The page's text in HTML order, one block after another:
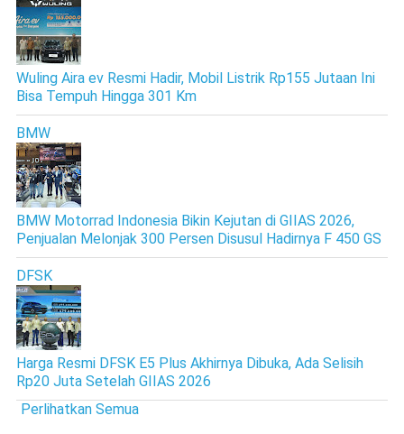
Wuling Aira ev Resmi Hadir, Mobil Listrik Rp155 Jutaan Ini
Bisa Tempuh Hingga 301 Km
BMW
BMW Motorrad Indonesia Bikin Kejutan di GIIAS 2026,
Penjualan Melonjak 300 Persen Disusul Hadirnya F 450 GS
DFSK
Harga Resmi DFSK E5 Plus Akhirnya Dibuka, Ada Selisih
Rp20 Juta Setelah GIIAS 2026
Perlihatkan Semua